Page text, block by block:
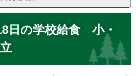
日の学校給食 小・